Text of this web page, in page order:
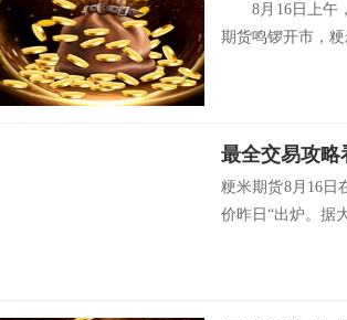
8月16日上午，
期货鸣锣开市，
粳米期货8月16日
价昨日“出炉。据